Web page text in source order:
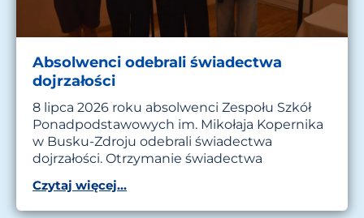
Absolwenci odebrali świadectwa
dojrzałości
8 lipca 2026 roku absolwenci Zespołu Szkół
Ponadpodstawowych im. Mikołaja Kopernika
w Busku-Zdroju odebrali świadectwa
dojrzałości. Otrzymanie świadectwa
Czytaj więcej...